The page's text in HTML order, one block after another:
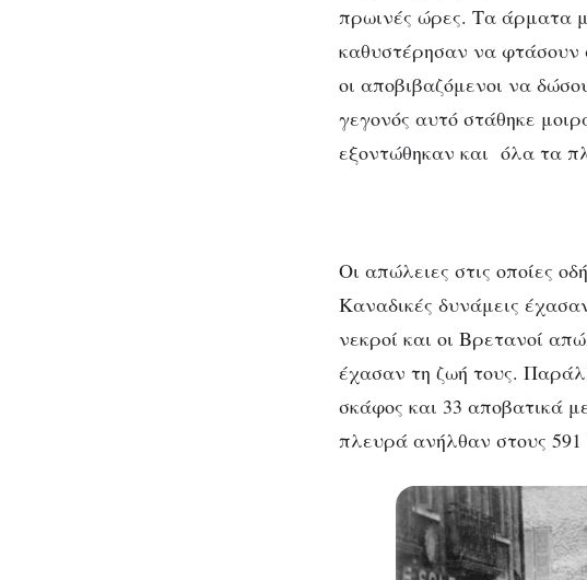
πρωινές ώρες. Τα άρματα
καθυστέρησαν να φτάσουν
οι αποβιβαζόμενοι να
γεγονός αυτό στάθηκε
εξοντώθηκαν και όλα τα
Οι απώλειες στις οποίες
Καναδικές δυνάμεις
νεκροί και οι Βρετανοί
έχασαν τη ζωή τους.
σκάφος και 33 αποβατικά
πλευρά ανήλθαν στους 591